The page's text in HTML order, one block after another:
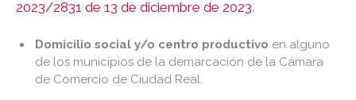
2023/2831 de 13 de diciembre de 2023.
Domicilio social y/o centro productivo en alguno
de los municipios de la demarcación de la Cámara
de Comercio de Ciudad Real.